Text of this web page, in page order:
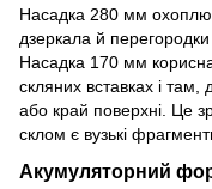
Насадка 280 мм
дзеркала й
Насадка 170 мм корисна
скляних вставках і
або край поверхні. Це
склом є вузькі
Акумуляторний